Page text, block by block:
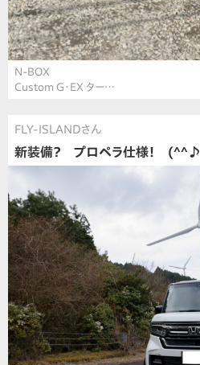
N-BOX
Custom G・EX ター…
FLY-ISLANDさん
新装備？ プロペラ仕様！ (^^♪